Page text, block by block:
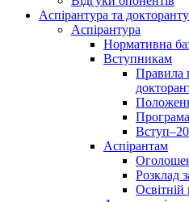
Аспірантура та
Аспірантура
Нормативна
Вступникам
Правила
Аспірантам
Розклад
Освітній